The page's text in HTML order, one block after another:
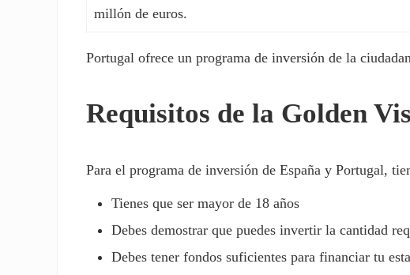
millón de euros.
Portugal ofrece un programa de inversión de la
Requisitos de la Golden
Para el programa de inversión de España y Portugal,
Tienes que ser mayor de 18 años
Debes demostrar que puedes invertir la cantidad
Debes tener fondos suficientes para financiar tu